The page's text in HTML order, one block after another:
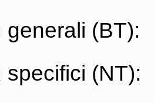
generali (BT):
specifici (NT):